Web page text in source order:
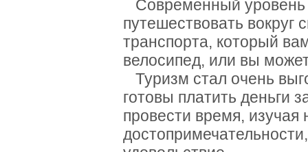
Современный уровень
путешествовать
транспорта, который
велосипед, или вы
Туризм стал очень
готовы платить деньги
провести время,